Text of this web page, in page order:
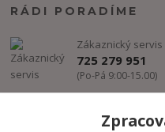
RÁDI PORADÍME
Zákaznický servis
725 279 951
(Po-Pá 9:00-15.00)